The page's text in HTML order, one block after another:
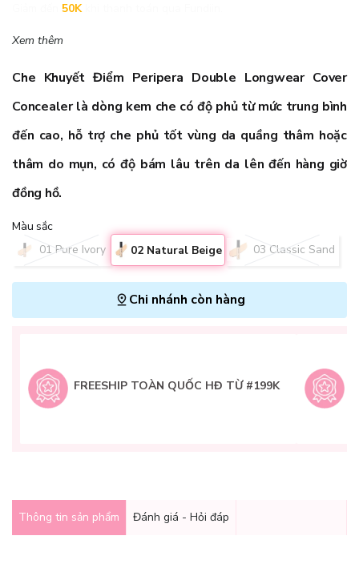
50K
Xem thêm
Che Khuyết Điểm Peripera Double Longwear Cover
Concealerlà dòng kem che có độ phủ từ mức trung bình
đến cao, hỗ trợ che phủ tốt vùng da quầng thâm hoặc
thâm do mụn, có độ bám lâu trên da lên đến hàng giờ
đồng hồ.
Màu sắc
01 Pure Ivory
02 Natural Beige 03 Classic Sand
Chi nhánh còn hàng
FREESHIP TOÀN QUỐC HĐ TỪ #199K
Thông tin sản phẩm Đánh giá - Hỏi đáp